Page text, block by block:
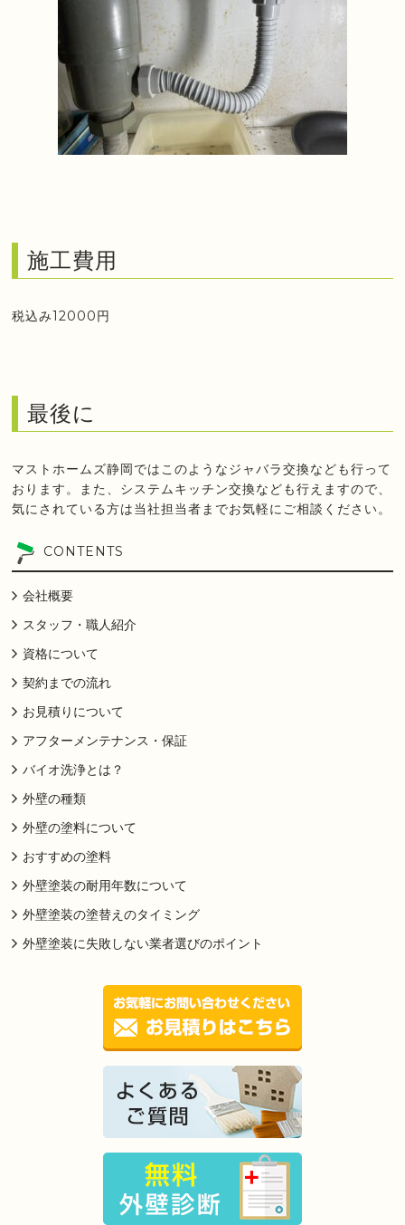
施工費用
税込み12000円
最後に
マストホームズ静岡ではこのようなジャバラ交換なども行って
おります。また、システムキッチン交換なども行えますので、
気にされている方は当社担当者までお気軽にご相談ください。
CONTENTS
会社概要
スタッフ・職人紹介
資格について
契約までの流れ
お見積りについて
アフターメンテナンス・保証
バイオ洗浄とは？
外壁の種類
外壁の塗料について
おすすめの塗料
外壁塗装の耐用年数について
外壁塗装の塗替えのタイミング
外壁塗装に失敗しない業者選びのポイント